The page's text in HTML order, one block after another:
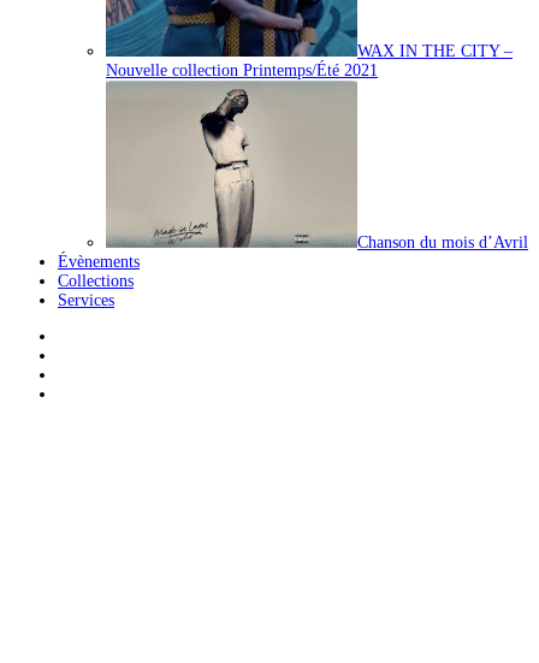
WAX IN THE CITY –
Nouvelle collection Printemps/Été 2021
Chanson du mois d’Avril
Évènements
Collections
Services